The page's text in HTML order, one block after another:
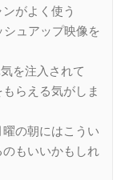
がよく使う
ュアップ映像を
を注入されて
らえる気がしま
の朝にはこうい
もいいかもしれ